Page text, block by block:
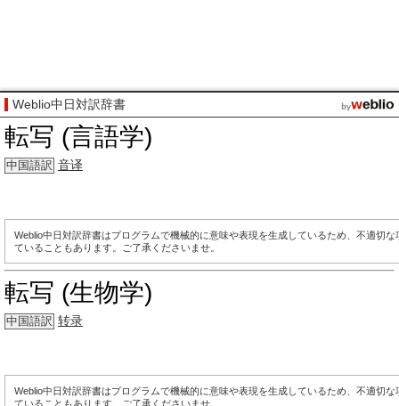
Weblio中日対訳辞書
転写 (言語学)
中国語訳 音译
Weblio中日対訳辞書はプログラムで機械的に意味や表現を生成しているため、不適切な
ていることもあります。ご了承くださいませ。
転写 (生物学)
中国語訳 转录
Weblio中日対訳辞書はプログラムで機械的に意味や表現を生成しているため、不適切な
ていることもあります。ご了承くださいませ。